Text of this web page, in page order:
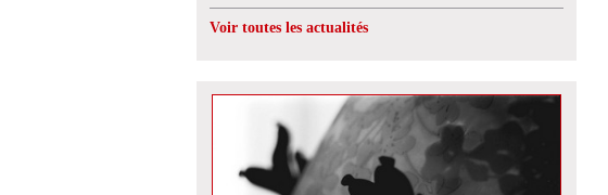
Voir toutes les actualités